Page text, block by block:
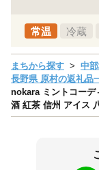
常温 冷蔵
まちから探す 中
長野県 原村の返礼品
nokara ミントコーデ
酒 紅茶 信州 アイス